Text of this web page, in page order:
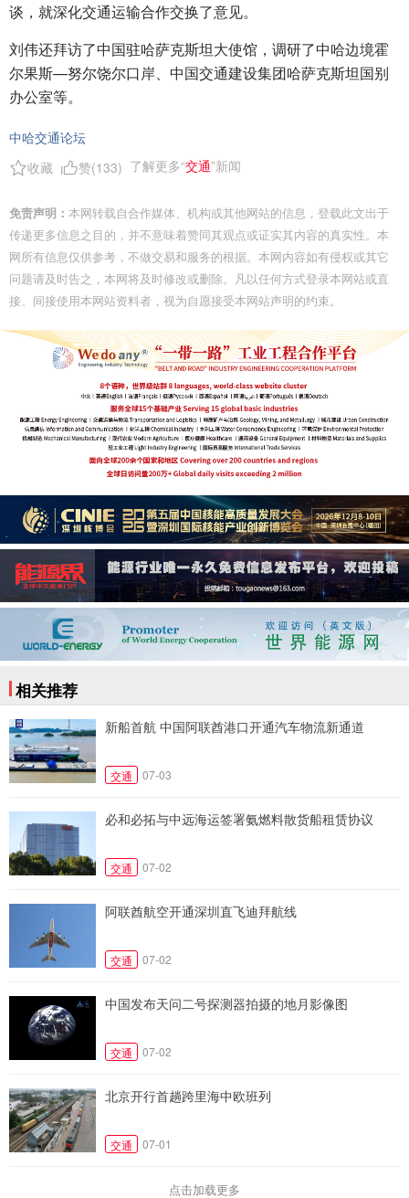
谈，就深化交通运输合作交换了意见。
刘伟还拜访了中国驻哈萨克斯坦大使馆，调研了中哈边境霍
尔果斯—努尔饶尔口岸、中国交通建设集团哈萨克斯坦国别
办公室等。
中哈交通论坛
收藏
赞(133) 了解更多“交通”新闻
免责声明： 本网转载自合作媒体、机构或其他网站的信息，登载此文出于
传递更多信息之目的，并不意味着赞同其观点或证实其内容的真实性。本
网所有信息仅供参考，不做交易和服务的根据。本网内容如有侵权或其它
问题请及时告之，本网将及时修改或删除。凡以任何方式登录本网站或直
接、间接使用本网站资料者，视为自愿接受本网站声明的约束。
相关推荐
新船首航 中国阿联酋港口开通汽车物流新通道
交通 07-03
必和必拓与中远海运签署氨燃料散货船租赁协议
交通 07-02
阿联酋航空开通深圳直飞迪拜航线
交通 07-02
中国发布天问二号探测器拍摄的地月影像图
交通 07-02
北京开行首趟跨里海中欧班列
交通 07-01
点击加载更多